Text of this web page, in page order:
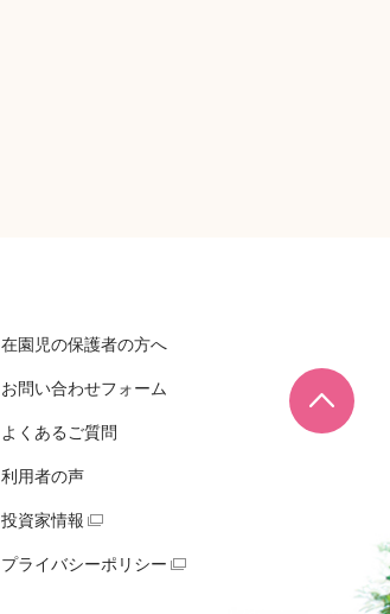
ページ
在園児の保護者の方へ
お問い合わせフォーム
よくあるご質問
利用者の声
投資家情報
プライバシーポリシー